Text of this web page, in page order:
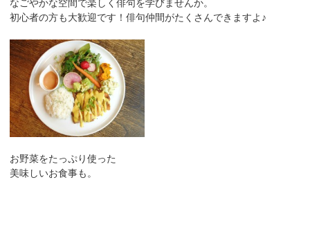
なごやかな空間で楽しく俳句を学びませんか。
初心者の方も大歓迎です！俳句仲間がたくさんできますよ♪
お野菜をたっぷり使った
美味しいお食事も。